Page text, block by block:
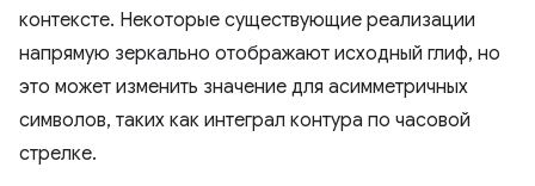
контексте. Некоторые существующие реализации
напрямую зеркально отображают исходный глиф, но
это может изменить значение для асимметричных
символов, таких как интеграл контура по часовой
стрелке.